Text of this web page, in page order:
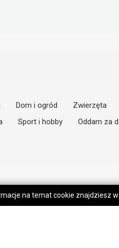
Dom i ogród Zwierzęta
Sport i hobby
Oddam za
na temat cookie znajdziesz w